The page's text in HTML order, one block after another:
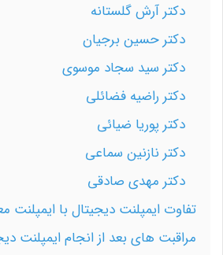
دکتر آرش گلستانه
دکتر حسین برجیان
دکتر سید سجاد موسوی
دکتر راضیه فضائلی
دکتر پوریا ضیائی
دکتر نازنین سماعی
دکتر مهدی صادقی
تفاوت ایمپلنت دیجیتال با ایمپلنت
مراقبت های بعد از انجام ایمپلنت